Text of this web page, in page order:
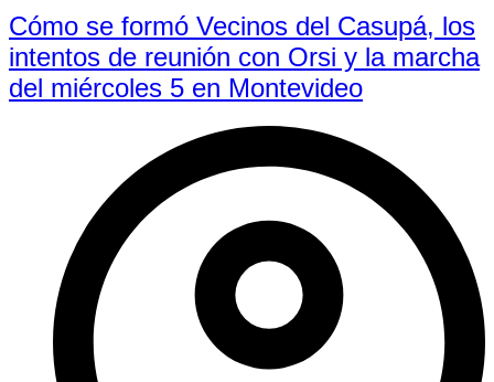
Cómo se formó Vecinos del Casupá, los
intentos de reunión con Orsi y la marcha
del miércoles 5 en Montevideo